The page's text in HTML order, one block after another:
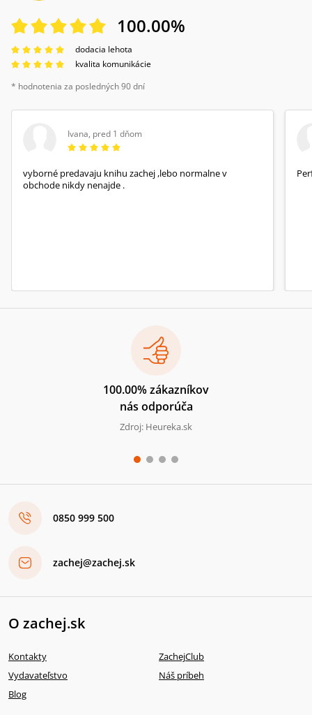
100.00%
dodacia lehota
kvalita komunikácie
* hodnotenia za posledných 90 dní
Ivana, pred 1 dňom
vyborné predavaju knihu zachej ,lebo normalne v
obchode nikdy nenajde .
100.00% zákazníkov
nás odporúča
Zdroj: Heureka.sk
0850 999 500
zachej@zachej.sk
O zachej.sk
Kontakty
ZachejClub
Vydavateľstvo
Náš príbeh
Blog